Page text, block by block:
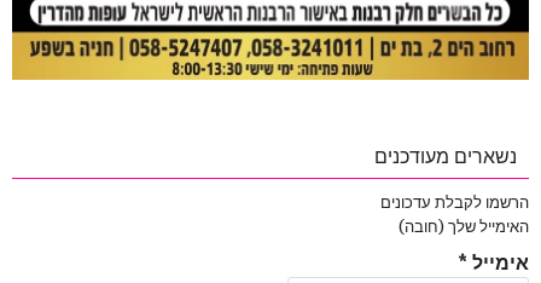
נשארים מעודכנים
הרשמו לקבלת עדכונים
האימייל שלך (חובה)
אימייל *